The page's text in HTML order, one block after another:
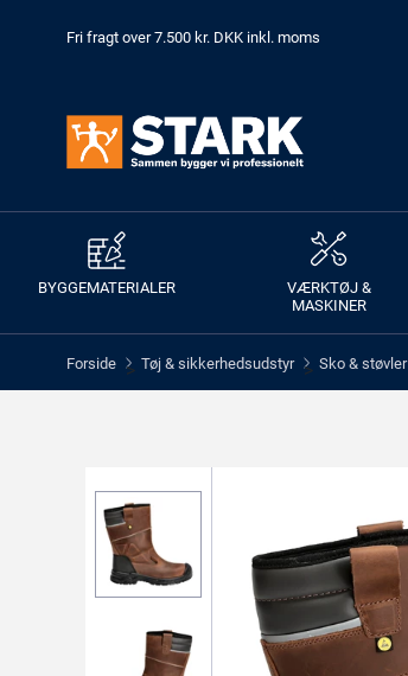
Fri fragt over 7.500 kr. DKK inkl. moms
BYGGEMATERIALER
VÆRKTØJ &
MASKINER
Forside > Tøj & sikkerhedsudstyr > Sko & støvler